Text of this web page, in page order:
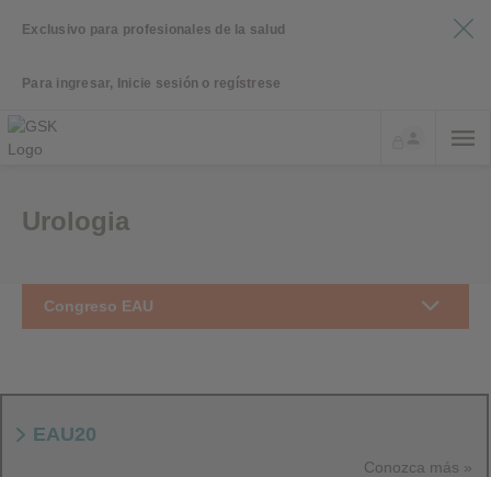
Exclusivo para profesionales de la salud
Para ingresar, Inicie sesión o regístrese
Urologia
Congreso EAU
EAU20
Conozca más